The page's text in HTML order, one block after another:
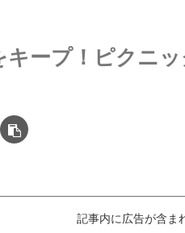
キープ！ピクニ
記事内に広告が含ま